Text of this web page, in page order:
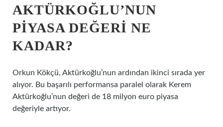
AKTÜRKOĞLU’NUN
PIYASA DEĞERI NE
KADAR?
Orkun Kökçü, Aktürkoğlu’nun ardından ikinci sırada yer
alıyor. Bu başarılı performansa paralel olarak Kerem
Aktürkoğlu’nun değeri de 18 milyon euro piyasa
değeriyle artıyor.